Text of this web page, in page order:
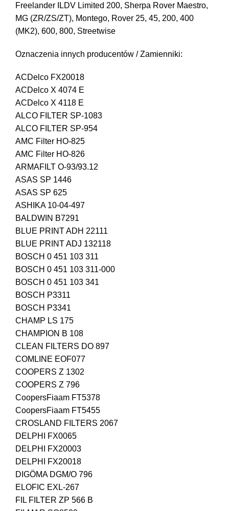
Freelander ILDV Limited 200, Sherpa Rover Maestro,
MG (ZR/ZS/ZT), Montego, Rover 25, 45, 200, 400
(MK2), 600, 800, Streetwise
Oznaczenia innych producentów / Zamienniki:
ACDelco FX20018
ACDelco X 4074 E
ACDelco X 4118 E
ALCO FILTER SP-1083
ALCO FILTER SP-954
AMC Filter HO-825
AMC Filter HO-826
ARMAFILT O-93/93.12
ASAS SP 1446
ASAS SP 625
ASHIKA 10-04-497
BALDWIN B7291
BLUE PRINT ADH 22111
BLUE PRINT ADJ 132118
BOSCH 0 451 103 311
BOSCH 0 451 103 311-000
BOSCH 0 451 103 341
BOSCH P3311
BOSCH P3341
CHAMP LS 175
CHAMPION B 108
CLEAN FILTERS DO 897
COMLINE EOF077
COOPERS Z 1302
COOPERS Z 796
CoopersFiaam FT5378
CoopersFiaam FT5455
CROSLAND FILTERS 2067
DELPHI FX0065
DELPHI FX20003
DELPHI FX20018
DIGÖMA DGM/O 796
ELOFIC EXL-267
FIL FILTER ZP 566 B